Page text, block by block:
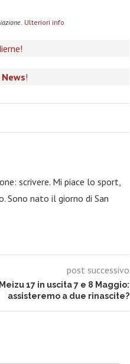
Ulteriori info
!
scrivere. Mi piace lo sport,
Sono nato il giorno di San
post successivo
17 in uscita 7 e 8 Maggio:
assisteremo a due rinascite?